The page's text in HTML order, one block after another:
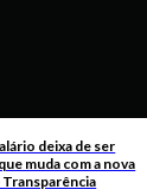
deixa de ser
muda com a nova